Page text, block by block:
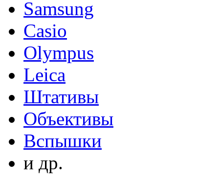
Samsung
Casio
Olympus
Leica
Штативы
Объективы
Вспышки
и др.